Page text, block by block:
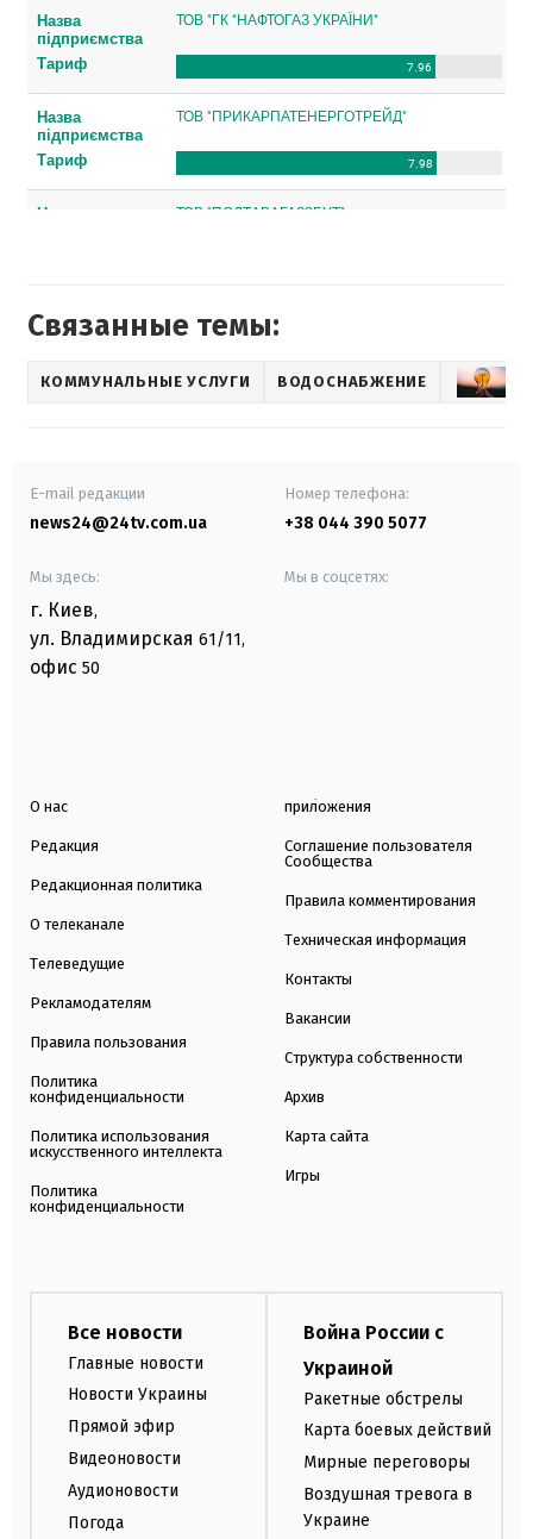
Связанные темы:
КОММУНАЛЬНЫЕ УСЛУГИ ВОДОСНАБЖЕНИЕ
E-mail редакции
news24@24tv.com.ua
Номер телефона:
+38 044 390 5077
Мы здесь:
г. Киев,
ул. Владимирская 61/11,
офис 50
Мы в соцсетях:
О нас
Редакция
Редакционная политика
О телеканале
Телеведущие
Рекламодателям
Правила пользования
Политика
конфиденциальности
Политика использования
искусственного интеллекта
Политика
конфиденциальности
приложения
Соглашение пользователя
Сообщества
Правила комментирования
Техническая информация
Контакты
Вакансии
Структура собственности
Архив
Карта сайта
Игры
Все новости
Главные новости
Новости Украины
Прямой эфир
Видеоновости
Аудионовости
Погода
Война России с
Украиной
Ракетные обстрелы
Карта боевых действий
Мирные переговоры
Воздушная тревога в
Украине